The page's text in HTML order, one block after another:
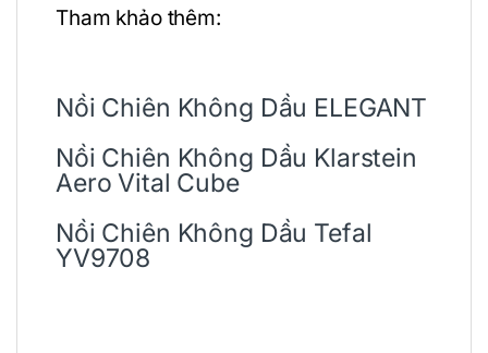
Tham khảo thêm:
Nồi Chiên Không Dầu ELEGANT
Nồi Chiên Không Dầu Klarstein
Aero Vital Cube
Nồi Chiên Không Dầu Tefal
YV9708